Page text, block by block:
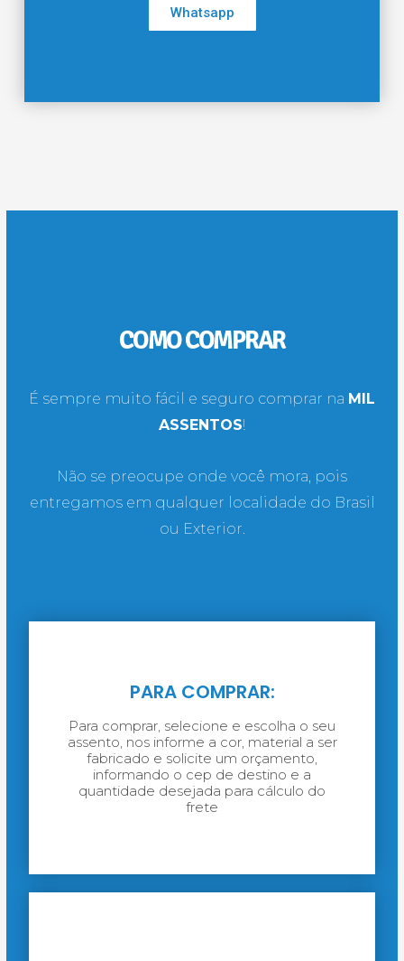
Whatsapp
COMO COMPRAR
É sempre muito fácil e seguro comprar na MIL
ASSENTOS!
Não se preocupe onde você mora, pois
entregamos em qualquer localidade do Brasil
ou Exterior.
PARA COMPRAR:
Para comprar, selecione e escolha o seu
assento, nos informe a cor, material a ser
fabricado e solicite um orçamento,
informando o cep de destino e a
quantidade desejada para cálculo do
frete